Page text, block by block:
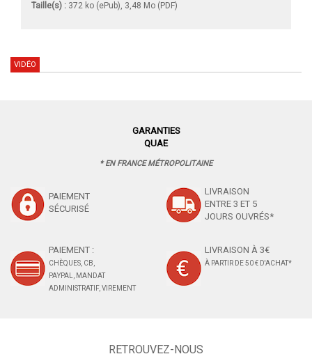
Taille(s) : 372 ko (ePub), 3,48 Mo (PDF)
VIDÉO
GARANTIES
QUAE
* EN FRANCE MÉTROPOLITAINE
PAIEMENT
SÉCURISÉ
LIVRAISON
ENTRE 3 ET 5
JOURS OUVRÉS*
PAIEMENT :
CHÈQUES, CB,
PAYPAL, MANDAT
ADMINISTRATIF, VIREMENT
LIVRAISON À 3€
À PARTIR DE 50 € D'ACHAT*
RETROUVEZ-NOUS